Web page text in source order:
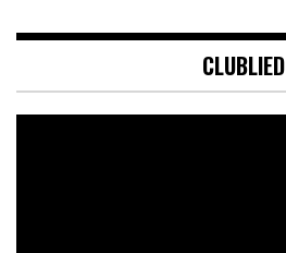
CLUBLIED